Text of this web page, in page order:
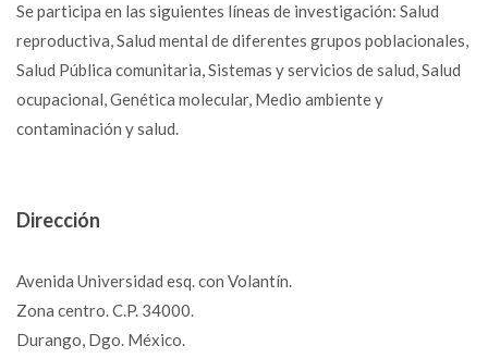
Se participa en las siguientes líneas de investigación: Salud
reproductiva, Salud mental de diferentes grupos poblacionales,
Salud Pública comunitaria, Sistemas y servicios de salud, Salud
ocupacional, Genética molecular, Medio ambiente y
contaminación y salud.
Dirección
Avenida Universidad esq. con Volantín.
Zona centro. C.P. 34000.
Durango, Dgo. México.